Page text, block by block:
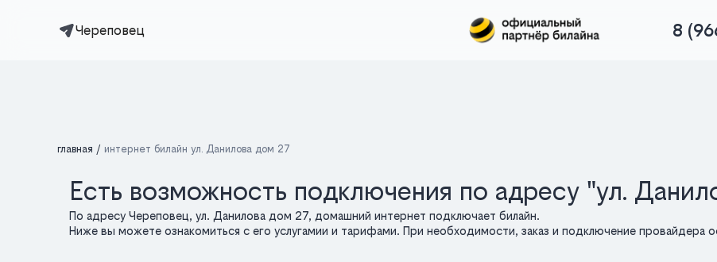
Череповец 8
главная интернет билайн ул. Данилова дом 27
Есть возможность подключения по адресу "ул.
По адресу Череповец, ул. Данилова дом 27, домашний интернет подключает билайн.
Ниже вы можете ознакомиться с его услугамии и тарифами. При необходимости, заказ и подключение провайдера